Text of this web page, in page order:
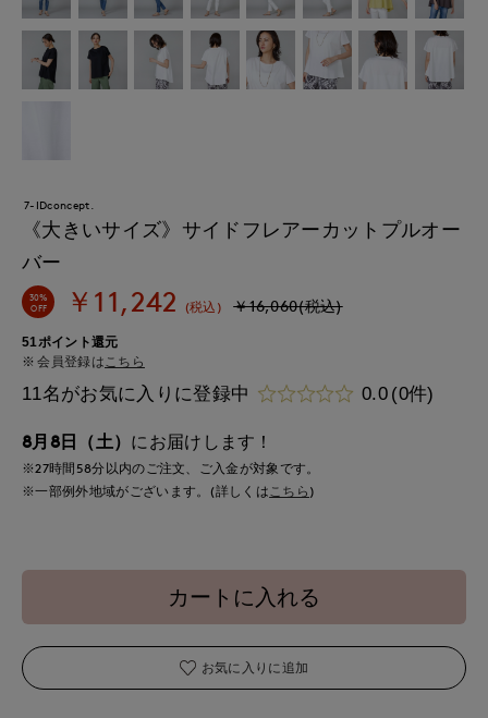
7-IDconcept.
《大きいサイズ》サイドフレアーカットプルオー
バー
30%
OFF
￥11,242 (税込) ￥16,060(税込)
51ポイント還元
会員登録はこちら
11名がお気に入りに登録中 0.0 (0件)
8月8日（土） にお届けします！
※27時間 58分以内のご注文、ご入金が対象です。
※一部例外地域がございます。(詳しくは こちら )
カートに入れる
お気に入りに追加